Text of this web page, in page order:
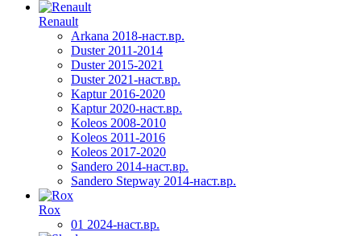
Renault
Arkana 2018-наст.вр.
Duster 2011-2014
Duster 2015-2021
Duster 2021-наст.вр.
Kaptur 2016-2020
Kaptur 2020-наст.вр.
Koleos 2008-2010
Koleos 2011-2016
Koleos 2017-2020
Sandero 2014-наст.вр.
Sandero Stepway 2014-наст.вр.
Rox
01 2024-наст.вр.